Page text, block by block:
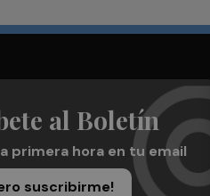
al Boletín
primera hora en tu email
suscribirme!